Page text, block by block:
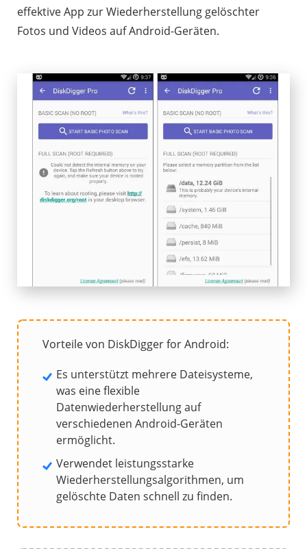
effektive App zur Wiederherstellung gelöschter
Fotos und Videos auf Android-Geräten.
Vorteile von DiskDigger for Android:
Es unterstützt mehrere Dateisysteme,
was eine flexible
Datenwiederherstellung auf
verschiedenen Android-Geräten
ermöglicht.
Verwendet leistungsstarke
Wiederherstellungsalgorithmen, um
gelöschte Daten schnell zu finden.